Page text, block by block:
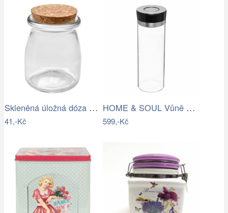
Skleněná úložná dóza s korkovým víčkem…
41,-Kč
HOME & SOUL Vůně do bytu ve spreji…
599,-Kč